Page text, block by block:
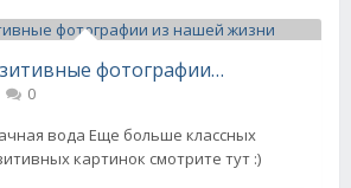
Классные и позитивные фотографии из нашей жизни
0
вода Еще больше классных
картинок смотрите тут :)